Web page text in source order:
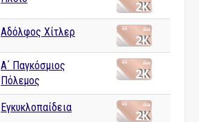
Αδόλφος Χίτλερ
Α΄ Παγκόσμιος
Πόλεμος
Εγκυκλοπαίδεια